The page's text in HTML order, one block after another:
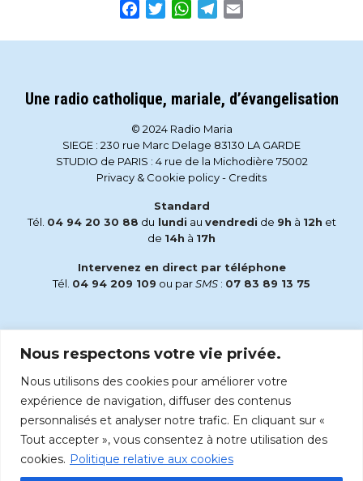
Nous respectons votre vie privée.
Nous utilisons des cookies pour améliorer votre
expérience de navigation, diffuser des contenus
personnalisés et analyser notre trafic. En cliquant sur «
Tout accepter », vous consentez à notre utilisation des
cookies. Politique relative aux cookies
Facebook
TwitterWhatsApp
Telegram
Une radio catholique, mariale, d’évangelisation
© 2024 Radio Maria
SIEGE : 230 rue Marc Delage 83130 LA GARDE
STUDIO de PARIS : 4 rue de la Michodière 75002
Privacy & Cookie policy- Credits
Standard
Tél. 04 94 20 30 88 du lundi au vendredi de 9h à 12h et
de 14h à 17h
Intervenez en direct par téléphone
Tél. 04 94 209 109 ou parSMS : 07 83 89 13 75
accueil@radiomaria.fr
Écoutez Radio Maria sur :